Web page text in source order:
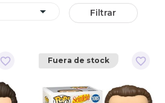
 Filtrar
favorite_border favorite_border
Fuera de stock